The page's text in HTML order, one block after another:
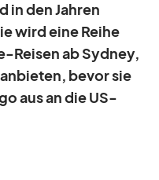
in den Jah­ren
wird eine Reihe
Rei­sen ab Syd­ney,
be­vor sie
aus an die US-